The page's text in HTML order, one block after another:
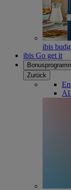
ibis
ibis Go get it
Zurück